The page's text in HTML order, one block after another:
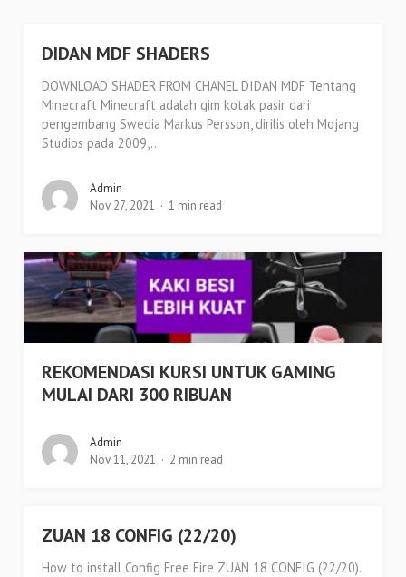
DIDAN MDF SHADERS
DOWNLOAD SHADER FROM CHANEL DIDAN MDF Tentang
Minecraft Minecraft adalah gim kotak pasir dari
pengembang Swedia Markus Persson, dirilis oleh Mojang
Studios pada 2009,...
Admin
Nov 27, 2021
1 min read
REKOMENDASI KURSI UNTUK GAMING
MULAI DARI 300 RIBUAN
Admin
Nov 11, 2021
2 min read
ZUAN 18 CONFIG (22/20)
How to install Config Free Fire ZUAN 18 CONFIG (22/20).